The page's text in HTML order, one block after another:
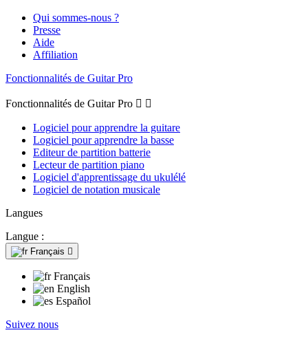
Qui sommes-nous ?
Presse
Aide
Affiliation
Fonctionnalités de Guitar Pro
Fonctionnalités de Guitar Pro  
Logiciel pour apprendre la guitare
Logiciel pour apprendre la basse
Editeur de partition batterie
Lecteur de partition piano
Logiciel d'apprentissage du ukulélé
Logiciel de notation musicale
Langues
Langue :
Français 
Français
English
Español
Suivez nous